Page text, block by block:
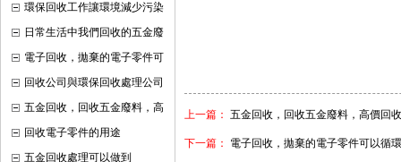
環保回收工作讓環境減少污染
日常生活中我們回收的五金廢
電子回收，拋棄的電子零件可
回收公司與環保回收處理公司
五金回收，回收五金廢料，高
回收電子零件的用途
五金回收處理可以做到
上一篇： 五金回收，回收五金廢料，高價回收
下一篇： 電子回收，拋棄的電子零件可以循